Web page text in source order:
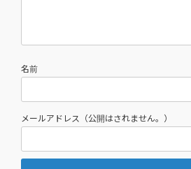
名前
メールアドレス（公開はされません。）